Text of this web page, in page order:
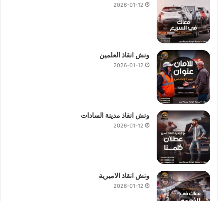
2026-01-12
ونش انقاذ العلمين
2026-01-12
ونش انقاذ مدينة السادات
2026-01-12
ونش انقاذ الاميرية
2026-01-12